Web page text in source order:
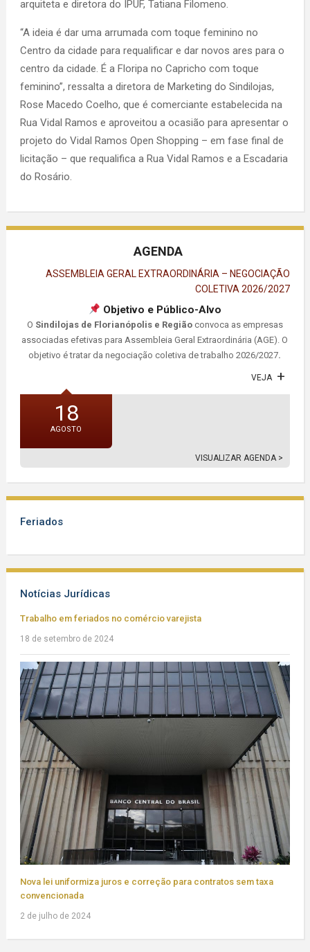
arquiteta e diretora do IPUF, Tatiana Filomeno.
“A ideia é dar uma arrumada com toque feminino no
Centro da cidade para requalificar e dar novos ares para o
centro da cidade. É a Floripa no Capricho com toque
feminino”, ressalta a diretora de Marketing do Sindilojas,
Rose Macedo Coelho, que é comerciante estabelecida na
Rua Vidal Ramos e aproveitou a ocasião para apresentar o
projeto do Vidal Ramos Open Shopping – em fase final de
licitação – que requalifica a Rua Vidal Ramos e a Escadaria
do Rosário.
AGENDA
ASSEMBLEIA GERAL EXTRAORDINÁRIA – NEGOCIAÇÃO
COLETIVA 2026/2027
Objetivo e Público-Alvo
O Sindilojas de Florianópolis e Regiãoconvoca as empresas
associadas efetivas para Assembleia Geral Extraordinária (AGE). O
objetivo é tratar da negociação coletiva de trabalho 2026/2027.
VEJA
18
AGOSTO
VISUALIZAR AGENDA >
Feriados
Notícias Jurídicas
Trabalho em feriados no comércio varejista
18 de setembro de 2024
Nova lei uniformiza juros e correção para contratos sem taxa
convencionada
2 de julho de 2024